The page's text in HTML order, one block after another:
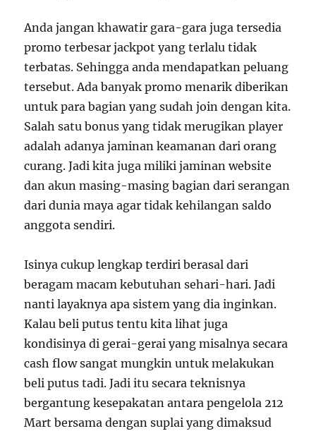
Anda jangan khawatir gara-gara juga tersedia
promo terbesar jackpot yang terlalu tidak
terbatas. Sehingga anda mendapatkan peluang
tersebut. Ada banyak promo menarik diberikan
untuk para bagian yang sudah join dengan kita.
Salah satu bonus yang tidak merugikan player
adalah adanya jaminan keamanan dari orang
curang. Jadi kita juga miliki jaminan website
dan akun masing-masing bagian dari serangan
dari dunia maya agar tidak kehilangan saldo
anggota sendiri.
Isinya cukup lengkap terdiri berasal dari
beragam macam kebutuhan sehari-hari. Jadi
nanti layaknya apa sistem yang dia inginkan.
Kalau beli putus tentu kita lihat juga
kondisinya di gerai-gerai yang misalnya secara
cash flow sangat mungkin untuk melakukan
beli putus tadi. Jadi itu secara teknisnya
bergantung kesepakatan antara pengelola 212
Mart bersama dengan suplai yang dimaksud